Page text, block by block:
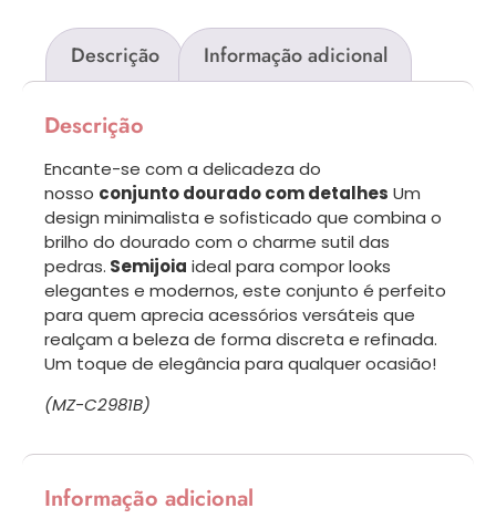
Descrição Informação adicional
Descrição
Encante-se com a delicadeza do
nosso conjunto dourado com detalhes Um
design minimalista e sofisticado que combina o
brilho do dourado com o charme sutil das
pedras. Semijoia ideal para compor looks
elegantes e modernos, este conjunto é perfeito
para quem aprecia acessórios versáteis que
realçam a beleza de forma discreta e refinada.
Um toque de elegância para qualquer ocasião!
(MZ-C2981B)
Informação adicional